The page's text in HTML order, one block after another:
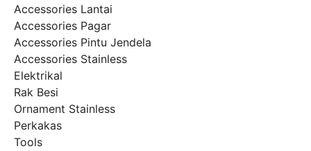
Accessories Lantai
Accessories Pagar
Accessories Pintu Jendela
Accessories Stainless
Elektrikal
Rak Besi
Ornament Stainless
Perkakas
Tools